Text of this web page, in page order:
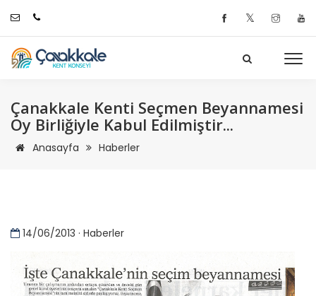
𝕏
Çanakkale Kenti Seçmen Beyannamesi
Oy Birliğiyle Kabul Edilmiştir...
Anasayfa Haberler
14/06/2013 · Haberler